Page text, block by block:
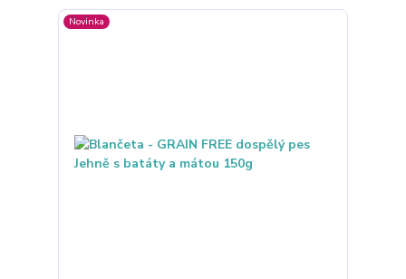
Novinka